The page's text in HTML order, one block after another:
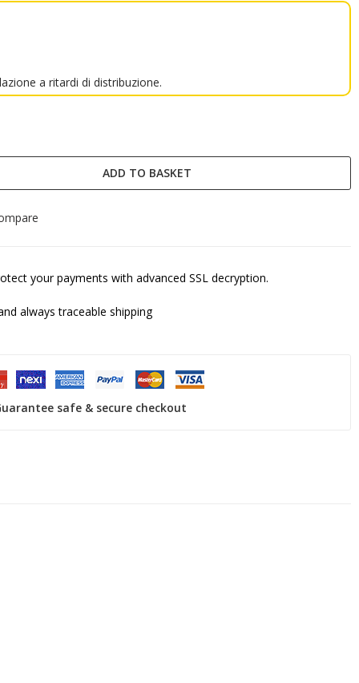
a ritardi di distribuzione.
ADD TO BASKET
your payments with advanced SSL decryption.
always traceable shipping
safe & secure checkout